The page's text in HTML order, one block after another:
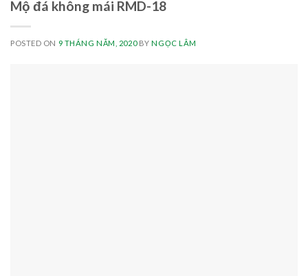
Mộ đá không mái RMD-18
POSTED ON 9 THÁNG NĂM, 2020BYNGỌC LÂM